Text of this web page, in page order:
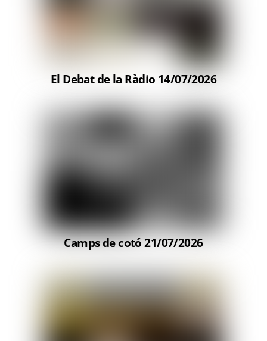
El Debat de la Ràdio 14/07/2026
Camps de cotó 21/07/2026